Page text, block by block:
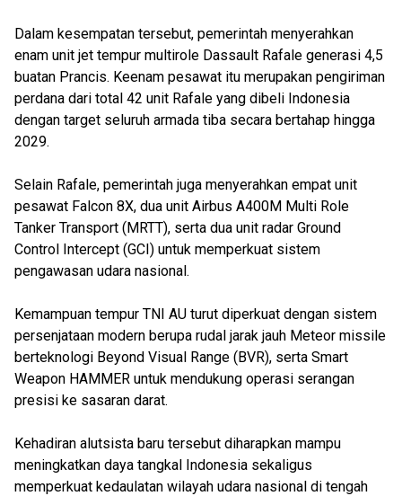
Dalam kesempatan tersebut, pemerintah menyerahkan
enam unit jet tempur multirole Dassault Rafale generasi 4,5
buatan Prancis. Keenam pesawat itu merupakan pengiriman
perdana dari total 42 unit Rafale yang dibeli Indonesia
dengan target seluruh armada tiba secara bertahap hingga
2029.
Selain Rafale, pemerintah juga menyerahkan empat unit
pesawat Falcon 8X, dua unit Airbus A400M Multi Role
Tanker Transport (MRTT), serta dua unit radar Ground
Control Intercept (GCI) untuk memperkuat sistem
pengawasan udara nasional.
Kemampuan tempur TNI AU turut diperkuat dengan sistem
persenjataan modern berupa rudal jarak jauh Meteor missile
berteknologi Beyond Visual Range (BVR), serta Smart
Weapon HAMMER untuk mendukung operasi serangan
presisi ke sasaran darat.
Kehadiran alutsista baru tersebut diharapkan mampu
meningkatkan daya tangkal Indonesia sekaligus
memperkuat kedaulatan wilayah udara nasional di tengah